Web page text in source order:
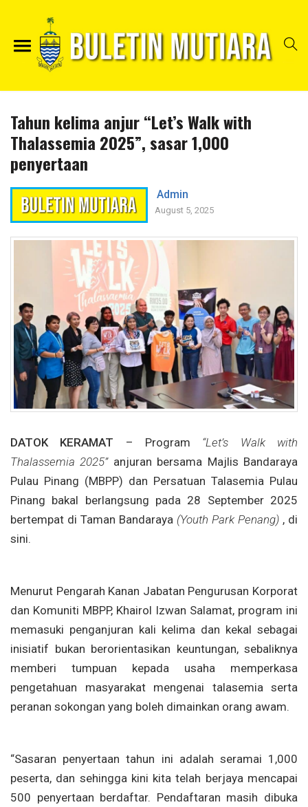
Tahun kelima anjur “Let’s Walk with
Thalassemia 2025”, sasar 1,000
penyertaan
Admin
August 5, 2025
DATOK KERAMAT – Program “Let’s Walk with
Thalassemia 2025”anjuran bersama Majlis Bandaraya
Pulau Pinang (MBPP) dan Persatuan Talasemia Pulau
Pinang bakal berlangsung pada 28 September 2025
bertempat di Taman Bandaraya (Youth Park Penang) , di
sini.
Menurut Pengarah Kanan Jabatan Pengurusan Korporat
dan Komuniti MBPP, Khairol Izwan Salamat, program ini
memasuki penganjuran kali kelima dan kekal sebagai
inisiatif bukan berorientasikan keuntungan, sebaliknya
memberi tumpuan kepada usaha memperkasa
pengetahuan masyarakat mengenai talasemia serta
peranan sokongan yang boleh dimainkan orang awam.
“Sasaran penyertaan tahun ini adalah seramai 1,000
peserta, dan sehingga kini kita telah berjaya mencapai
500 penyertaan berdaftar. Pendaftaran masih dibuka